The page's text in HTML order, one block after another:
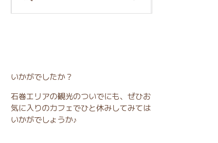
いかがでしたか？
石巻エリアの観光のついでにも、ぜひお
気に入りのカフェでひと休みしてみては
いかがでしょうか♪